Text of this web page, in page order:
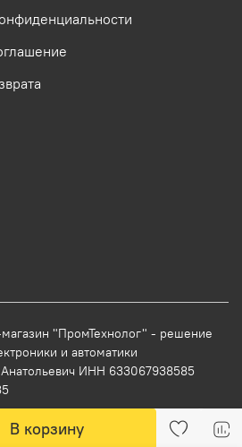
В корзину
"ПромТехнолог" - решение
и автоматики
ИНН 633067938585